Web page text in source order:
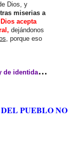
Dios, y
miserias a
acepta
dejándonos
, porque eso
B
olivia promulgó una polémica ley de identidad de género - Infobae
PUEBLO NO